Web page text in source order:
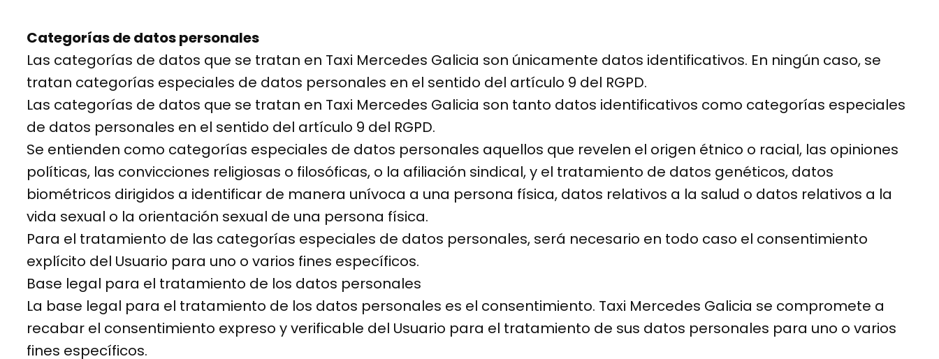
Categorías de datos personales
Las categorías de datos que se tratan en Taxi Mercedes Galicia son únicamente datos identificativos. En ningún caso, se
tratan categorías especiales de datos personales en el sentido del artículo 9 del RGPD.
Las categorías de datos que se tratan en Taxi Mercedes Galicia son tanto datos identificativos como categorías especiales
de datos personales en el sentido del artículo 9 del RGPD.
Se entienden como categorías especiales de datos personales aquellos que revelen el origen étnico o racial, las opiniones
políticas, las convicciones religiosas o filosóficas, o la afiliación sindical, y el tratamiento de datos genéticos, datos
biométricos dirigidos a identificar de manera unívoca a una persona física, datos relativos a la salud o datos relativos a la
vida sexual o la orientación sexual de una persona física.
Para el tratamiento de las categorías especiales de datos personales, será necesario en todo caso el consentimiento
explícito del Usuario para uno o varios fines específicos.
Base legal para el tratamiento de los datos personales
La base legal para el tratamiento de los datos personales es el consentimiento. Taxi Mercedes Galicia se compromete a
recabar el consentimiento expreso y verificable del Usuario para el tratamiento de sus datos personales para uno o varios
fines específicos.